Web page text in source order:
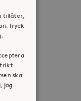
tillåter,
Tryck
ska
jag